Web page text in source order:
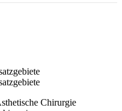
Chirurgie